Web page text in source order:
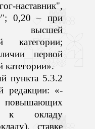
наставник",
0,20 – при
категории;
первой
категории».
пункта 5.3.2
редакции: «-
повышающих
к окладу
ставке